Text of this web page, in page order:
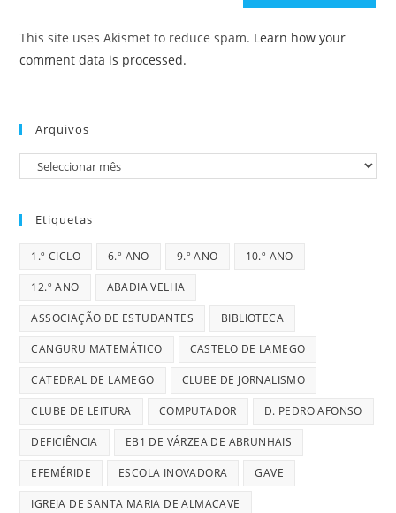
This site uses Akismet to reduce spam. Learn how your
comment data is processed.
Arquivos
Arquivos
Etiquetas
1.º CICLO 6.º ANO 9.º ANO 10.º ANO
12.º ANO ABADIA VELHA
ASSOCIAÇÃO DE ESTUDANTES BIBLIOTECA
CANGURU MATEMÁTICO CASTELO DE LAMEGO
CATEDRAL DE LAMEGO CLUBE DE JORNALISMO
CLUBE DE LEITURA COMPUTADOR D. PEDRO AFONSO
DEFICIÊNCIA EB1 DE VÁRZEA DE ABRUNHAIS
EFEMÉRIDE ESCOLA INOVADORA GAVE
IGREJA DE SANTA MARIA DE ALMACAVE